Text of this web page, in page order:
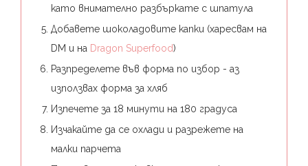
като внимателно разбъркате с шпатула⁣
Добавете шоколадовите капки (харесвам на
DM и на Dragon Superfood)
Разпределете във форма по избор - аз
използвах форма за хляб⁣
Изпечете за 18 минути на 180 градуса⁣
Изчакайте да се охлади и разрежете на
малки парчета⁣